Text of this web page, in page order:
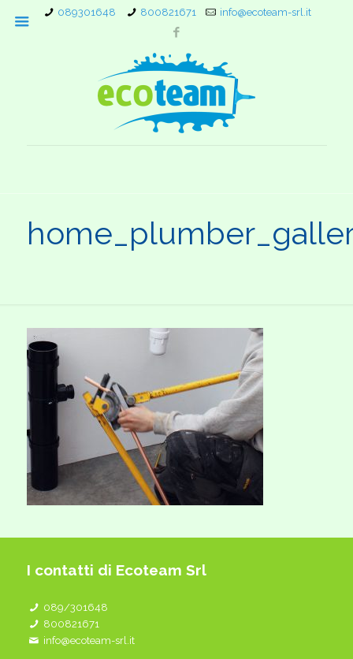
089301648 800821671 info@ecoteam-srl.it
I contatti di Ecoteam Srl
089/301648
800821671
info@ecoteam-srl.it